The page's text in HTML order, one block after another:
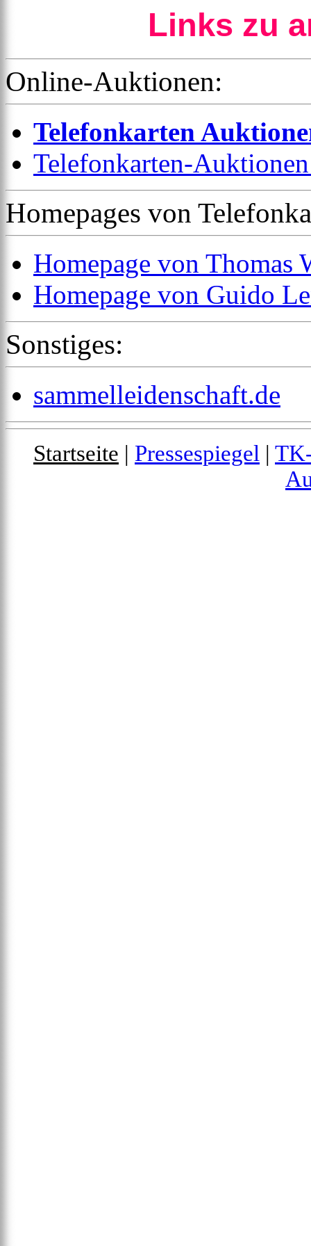
Links zu
Online-Auktionen:
Telefonkarten
Telefonkarten-
Homepages von
Homepage von Thomas
Homepage von Guido
Sonstiges:
sammelleidenschaft.de
Startseite | Pressespiegel |